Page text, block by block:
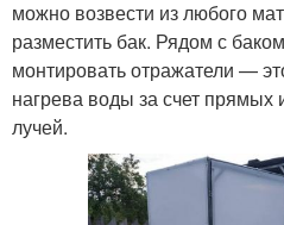
можно возвести из любого
разместить бак. Рядом с
монтировать отражатели —
нагрева воды за счет
лучей.